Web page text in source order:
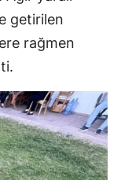
getirilen
rağmen